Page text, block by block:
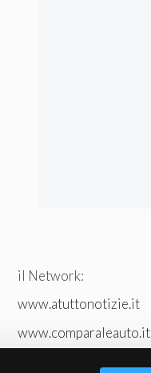
il Network:
www.atuttonotizie.it
www.comparaleauto.it